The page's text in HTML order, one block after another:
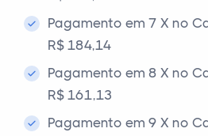
Pagamento em 7 X no
R$ 184,14
Pagamento em 8 X no
R$ 161,13
Pagamento em 9 X no